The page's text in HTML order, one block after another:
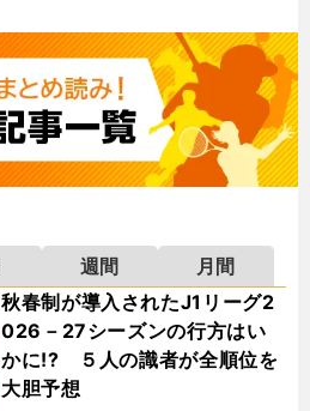
週間
月間
秋春制が導入されたJ1リーグ2
026－27シーズンの行方はい
かに!? ５人の識者が全順位を
大胆予想